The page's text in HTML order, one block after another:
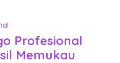
Profesional
Memukau